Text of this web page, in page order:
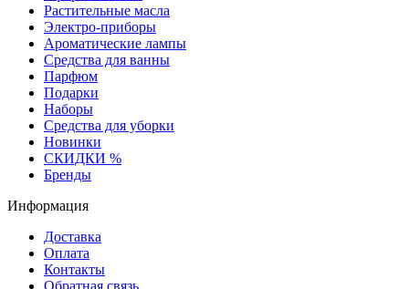
Растительные масла
Электро-приборы
Ароматические лампы
Средства для ванны
Парфюм
Подарки
Наборы
Средства для уборки
Новинки
СКИДКИ %
Бренды
Информация
Доставка
Оплата
Контакты
Обратная связь